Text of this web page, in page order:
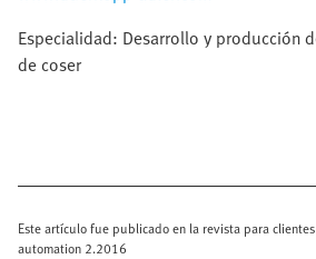
Especialidad: Desarrollo y producción
de coser
Este artículo fue publicado en la revista para
automation 2.2016